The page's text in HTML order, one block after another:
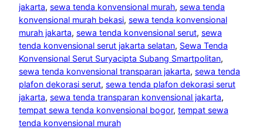
jakarta, sewa tenda konvensional murah, sewa tenda
konvensional murah bekasi, sewa tenda konvensional
murah jakarta, sewa tenda konvensional serut, sewa
tenda konvensional serut jakarta selatan, Sewa Tenda
Konvensional Serut Suryacipta Subang Smartpolitan
sewa tenda konvensional transparan jakarta, sewa tenda
plafon dekorasi serut, sewa tenda plafon dekorasi serut
jakarta, sewa tenda transparan konvensional jakarta
tempat sewa tenda konvensional bogor, tempat sewa
tenda konvensional murah